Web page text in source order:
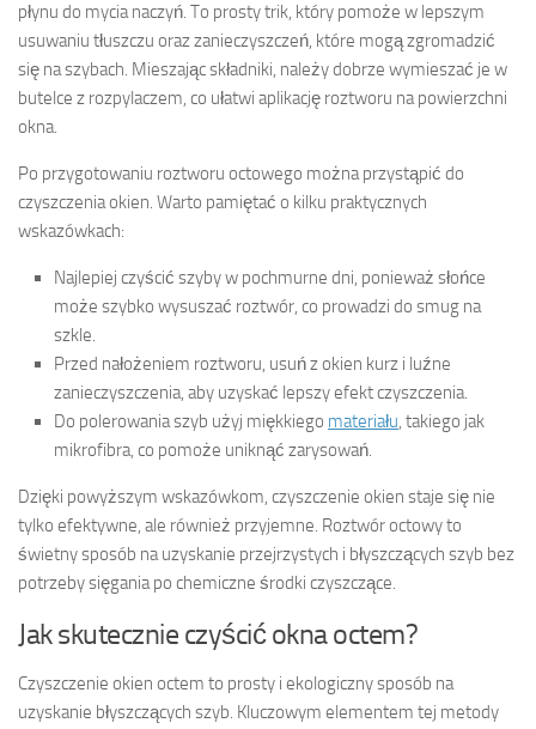
płynu do mycia naczyń. To prosty trik, który pomoże w lepszym
usuwaniu tłuszczu oraz zanieczyszczeń, które mogą zgromadzić
się na szybach. Mieszając składniki, należy dobrze wymieszać je w
butelce z rozpylaczem, co ułatwi aplikację roztworu na powierzchni
okna.
Po przygotowaniu roztworu octowego można przystąpić do
czyszczenia okien. Warto pamiętać o kilku praktycznych
wskazówkach:
Najlepiej czyścić szyby w pochmurne dni, ponieważ słońce
może szybko wysuszać roztwór, co prowadzi do smug na
szkle.
Przed nałożeniem roztworu, usuń z okien kurz i luźne
zanieczyszczenia, aby uzyskać lepszy efekt czyszczenia.
Do polerowania szyb użyj miękkiego materiału, takiego jak
mikrofibra, co pomoże uniknąć zarysowań.
Dzięki powyższym wskazówkom, czyszczenie okien staje się nie
tylko efektywne, ale również przyjemne. Roztwór octowy to
świetny sposób na uzyskanie przejrzystych i błyszczących szyb bez
potrzeby sięgania po chemiczne środki czyszczące.
Jak skutecznie czyścić okna octem?
Czyszczenie okien octem to prosty i ekologiczny sposób na
uzyskanie błyszczących szyb. Kluczowym elementem tej metody